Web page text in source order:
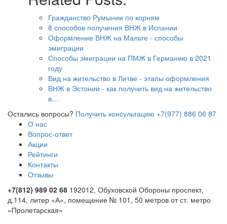
Гражданство Румынии по корням
8 способов получения ВНЖ в Испании
Оформление ВНЖ на Мальте - способы
эмиграции
Способы эмиграции на ПМЖ в Германию в 2021
году
Вид на жительство в Литве - этапы оформления
ВНЖ в Эстонии - как получить вид на жительство
в…
Остались вопросы?
О нас
Вопрос-ответ
Акции
Рейтинги
Контакты
Отзывы
+7(812) 989 02 68
д.114, литер «А», помещение № 101, 50 метров от ст. метро
«Пролетарская»